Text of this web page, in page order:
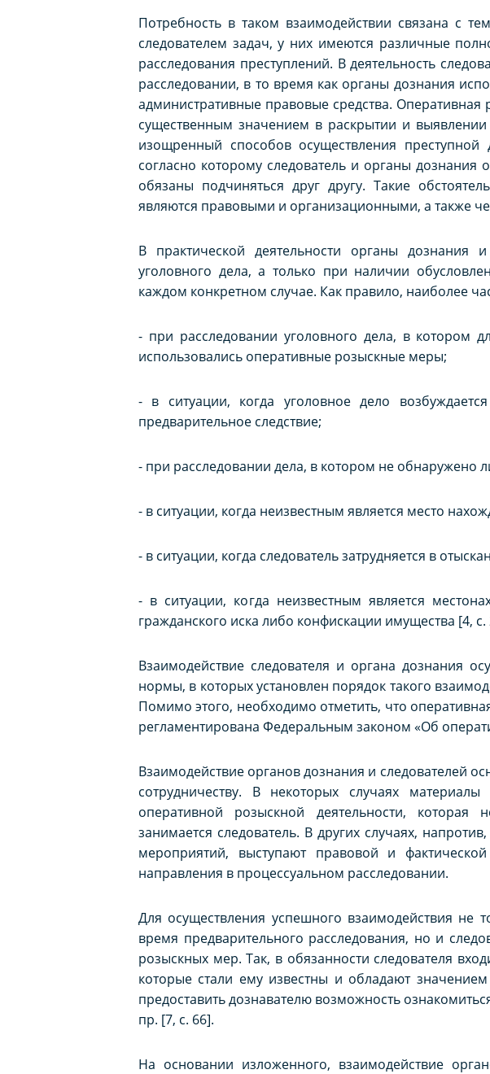
Потребность в таком взаимодействии связана с
следователем задач, у них имеются различные
расследования преступлений. В деятельность
расследовании, в то время как органы дознания
административные правовые средства.
существенным значением в раскрытии и
изощренный способов осуществления преступной
согласно которому следователь и органы дознания
обязаны подчиняться друг другу. Такие
являются правовыми и организационными, а также
В практической деятельности органы дознания
уголовного дела, а только при наличии
каждом конкретном случае. Как правило, наиболее
- при расследовании уголовного дела, в котором
использовались оперативные розыскные меры;
- в ситуации, когда уголовное дело
предварительное следствие;
- при расследовании дела, в котором не обнаружено
- в ситуации, когда неизвестным является место
- в ситуации, когда следователь затрудняется в
- в ситуации, когда неизвестным является
гражданского иска либо конфискации имущества [4, с.
Взаимодействие следователя и органа дознания
нормы, в которых установлен порядок такого
Помимо этого, необходимо отметить, что
регламентирована Федеральным законом «Об
Взаимодействие органов дознания и следователей
сотрудничеству. В некоторых случаях
оперативной розыскной деятельности, которая
занимается следователь. В других случаях,
мероприятий, выступают правовой и
направления в процессуальном расследовании.
Для осуществления успешного взаимодействия не
время предварительного расследования, но и
розыскных мер. Так, в обязанности следователя
которые стали ему известны и обладают
предоставить дознавателю возможность
пр. [7, с. 66].
На основании изложенного, взаимодействие